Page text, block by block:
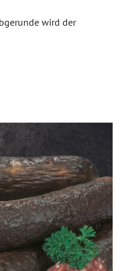
wird der